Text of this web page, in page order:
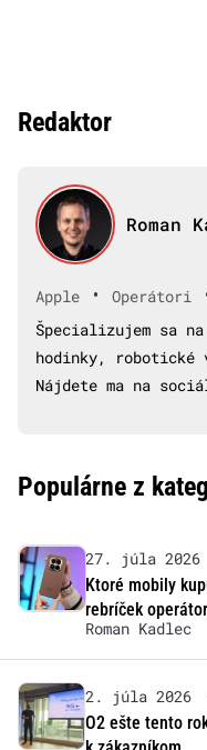
Redaktor
Roman
Apple • Operátori
Špecializujem sa
hodinky, robotické
Nájdete ma na
Populárne z
27. júla 2026
Ktoré mobily
rebríček
Roman Kadlec
2. júla 2026
O2 ešte tento